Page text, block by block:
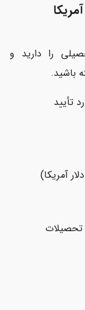
را دارید و
باشید.
تأیید
تحصیلات